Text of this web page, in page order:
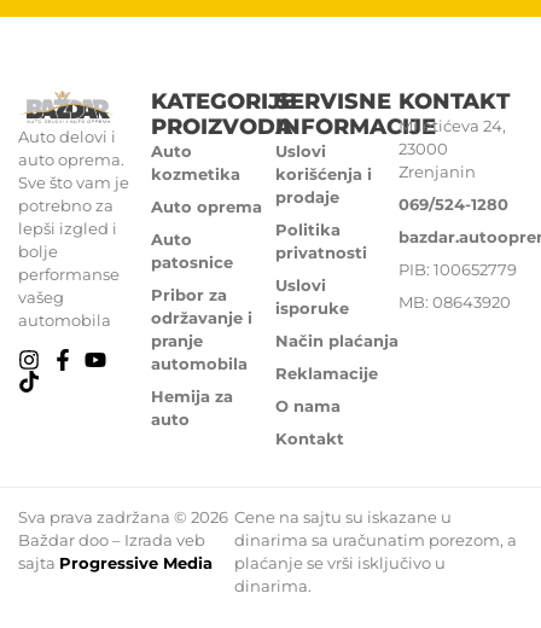
Auto delovi i
auto oprema.
Sve što vam je
potrebno za
lepši izgled i
bolje
performanse
vašeg
automobila
KATEGORIJE
PROIZVODA
Auto
kozmetika
Auto oprema
Auto
patosnice
Pribor za
održavanje i
pranje
automobila
Hemija za
auto
SERVISNE
INFORMACIJE
Uslovi
korišćenja i
prodaje
Politika
privatnosti
Uslovi
isporuke
Način plaćanja
Reklamacije
O nama
Kontakt
KONTAKT
Miletićeva 24,
23000
Zrenjanin
069/524-1280
PIB: 100652779
MB: 08643920
Sva prava zadržana © 2026
Baždar doo – Izrada veb
sajta Progressive Media
Cene na sajtu su iskazane u
dinarima sa uračunatim porezom, a
plaćanje se vrši isključivo u
dinarima.